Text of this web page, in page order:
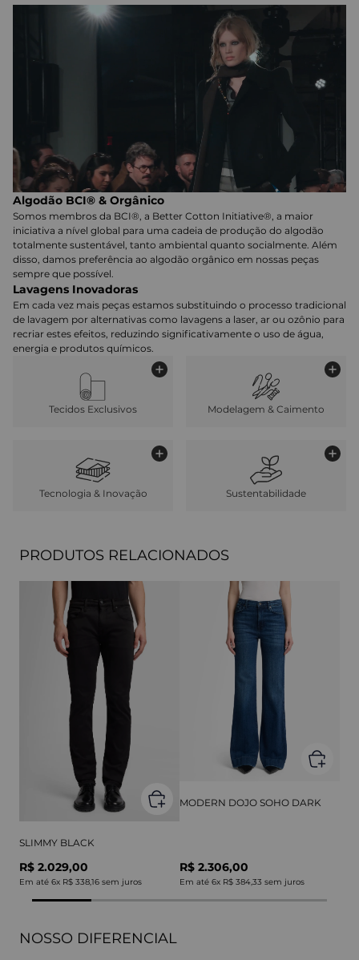
Algodão BCI® & Orgânico
Somos membros da BCI®, a Better Cotton Initiative®, a maior
iniciativa a nível global para uma cadeia de produção do algodão
totalmente sustentável, tanto ambiental quanto socialmente. Além
disso, damos preferência ao algodão orgânico em nossas peças
sempre que possível.
Lavagens Inovadoras
Em cada vez mais peças estamos substituindo o processo tradicional
de lavagem por alternativas como lavagens a laser, ar ou ozônio para
recriar estes efeitos, reduzindo significativamente o uso de água,
energia e produtos químicos.
Tecidos Exclusivos Modelagem & Caimento
Tecnologia & Inovação Sustentabilidade
PRODUTOS RELACIONADOS
SLIMMY BLACK
R$ 2.029,00
Em até 6x R$ 338,16 sem juros
MODERN DOJO SOHO DARK
R$ 2.306,00
Em até 6x R$ 384,33 sem juros
NOSSO DIFERENCIAL